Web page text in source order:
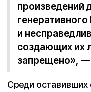
произведений
и
создающих их
запрещено», —
Среди оставивших